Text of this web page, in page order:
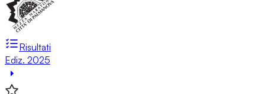
Risultati
Ediz. 2025